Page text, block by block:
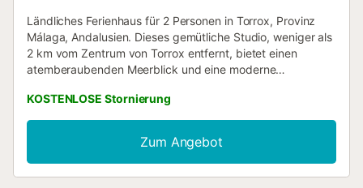
Ländliches Ferienhaus für 2 Personen in Torrox, Provinz
Málaga, Andalusien. Dieses gemütliche Studio, weniger als
2 km vom Zentrum von Torrox entfernt, bietet einen
atemberaubenden Meerblick und eine moderne
Ort für einen romantischen Kurzurlaub oder für alle, die
einen ruhigen und eleganten Rückzugsort suchen. Das
Studio ist hell und luftig. Das Wohnzimmer dient
gleichzeitig als Schlafzimmer und ist mit einem bequemen
Klappbett ausgestattet, das sich für die Nacht in ein
KOSTENLOSE Stornierung
Zum Angebot